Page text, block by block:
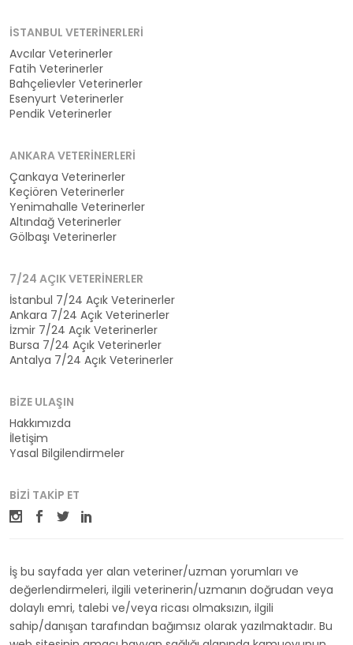
İSTANBUL VETERINERLERI
Avcılar Veterinerler
Fatih Veterinerler
Bahçelievler Veterinerler
Esenyurt Veterinerler
Pendik Veterinerler
ANKARA VETERINERLERI
Çankaya Veterinerler
Keçiören Veterinerler
Yenimahalle Veterinerler
Altındağ Veterinerler
Gölbaşı Veterinerler
7/24 AÇIK VETERINERLER
İstanbul 7/24 Açık Veterinerler
Ankara 7/24 Açık Veterinerler
İzmir 7/24 Açık Veterinerler
Bursa 7/24 Açık Veterinerler
Antalya 7/24 Açık Veterinerler
BIZE ULAŞIN
Hakkımızda
İletişim
Yasal Bilgilendirmeler
BIZI TAKIP ET
İş bu sayfada yer alan veteriner/uzman yorumları ve
değerlendirmeleri, ilgili veterinerin/uzmanın doğrudan veya
dolaylı emri, talebi ve/veya ricası olmaksızın, ilgili
sahip/danışan tarafından bağımsız olarak yazılmaktadır. Bu